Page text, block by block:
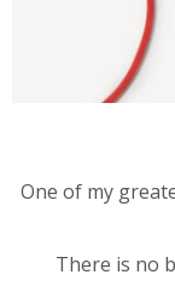
One of my
There is no